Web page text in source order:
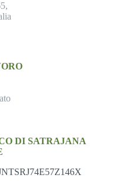
DI SATRAJANA